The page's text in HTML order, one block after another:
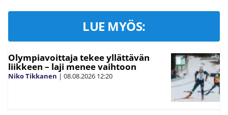
LUE MYÖS:
Olympiavoittaja tekee yllättävän
liikkeen – laji menee vaihtoon
Niko Tikkanen | 08.08.2026 12:20